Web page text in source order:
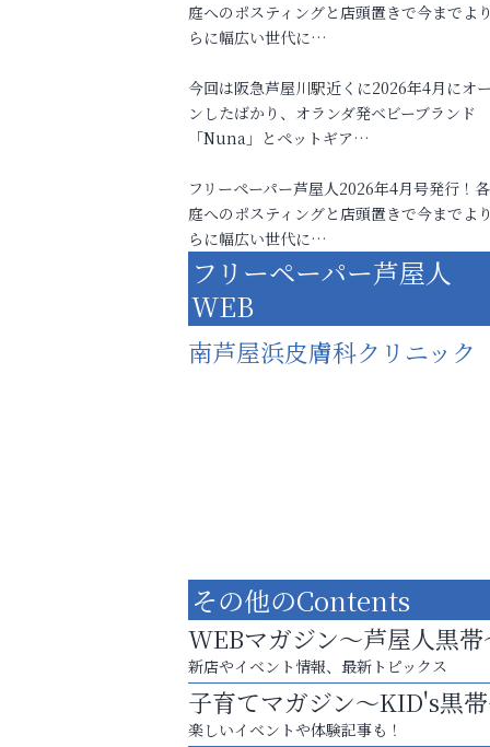
庭へのポスティングと店頭置きで今までよ
らに幅広い世代に…
今回は阪急芦屋川駅近くに2026年4月にオ
ンしたばかり、オランダ発ベビーブランド
「Nuna」とペットギア…
フリーペーパー芦屋人2026年4月号発行！
庭へのポスティングと店頭置きで今までよ
らに幅広い世代に…
フリーペーパー芦屋人
WEB
南芦屋浜皮膚科クリニック
お子さまにも大人にも、優しく寄り添う
OTTO南芦屋浜皮膚科クリニック、開院！
その他のContents
WEBマガジン～芦屋人黒帯
新店やイベント情報、最新トピックス
子育てマガジン～KID's黒
楽しいイベントや体験記事も！